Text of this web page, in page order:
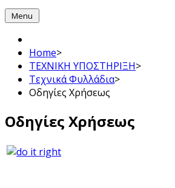
Menu
Home>
ΤΕΧΝΙΚΗ ΥΠΟΣΤΗΡΙΞΗ>
Τεχνικά Φυλλάδια>
Οδηγίες Χρήσεως
Οδηγίες Χρήσεως